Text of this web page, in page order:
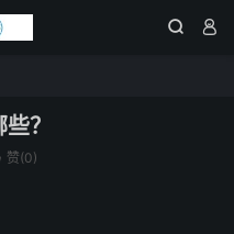
 
？
赞(0)